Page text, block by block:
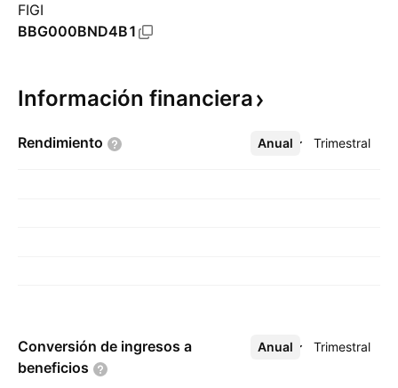
FIGI
BBG000BND4B1
Información financiera
Rendimiento Anual Trimestral
Más
Conversión de ingresos a
beneficios
Anual Trimestral
Más